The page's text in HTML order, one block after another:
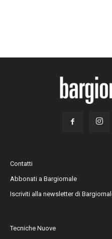
Contatti
Abbonati a Bargiornale
Iscriviti alla newsletter di
Tecniche Nuove